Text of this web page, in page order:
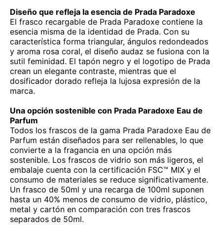
Diseño que refleja la esencia de Prada Paradoxe
El frasco recargable de Prada Paradoxe contiene la
esencia misma de la identidad de Prada. Con su
característica forma triangular, ángulos redondeados
y aroma rosa coral, el diseño audaz se fusiona con la
sutil feminidad. El tapón negro y el logotipo de Prada
crean un elegante contraste, mientras que el
dosificador dorado refleja la lujosa expresión de la
marca.
Una opción sostenible con Prada Paradoxe Eau de
Parfum
Todos los frascos de la gama Prada Paradoxe Eau de
Parfum están diseñados para ser rellenables, lo que
convierte a la fragancia en una opción más
sostenible. Los frascos de vidrio son más ligeros, el
embalaje cuenta con la certificación FSC™ MIX y el
consumo de materiales se reduce significativamente.
Un frasco de 50ml y una recarga de 100ml suponen
hasta un 40% menos de consumo de vidrio, plástico,
metal y cartón en comparación con tres frascos
separados de 50ml.